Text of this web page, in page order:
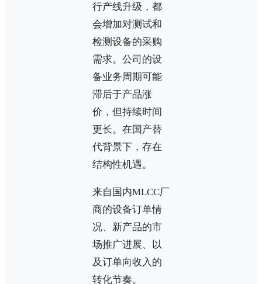
行产线升级，都
会增加对测试和
检测设备的采购
需求。公司的设
备业务周期可能
滞后于产品涨
价，但持续时间
更长。在国产替
代背景下，存在
结构性机遇。
来自国内MLCC厂
商的设备订单情
况、新产品的市
场推广进展、以
及订单向收入的
转化节奏。